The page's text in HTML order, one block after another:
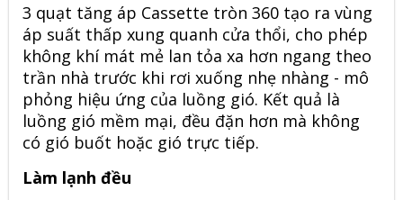
3 quạt tăng áp Cassette tròn 360 tạo ra vùng
áp suất thấp xung quanh cửa thổi, cho phép
không khí mát mẻ lan tỏa xa hơn ngang theo
trần nhà trước khi rơi xuống nhẹ nhàng - mô
phỏng hiệu ứng của luồng gió. Kết quả là
luồng gió mềm mại, đều đặn hơn mà không
có gió buốt hoặc gió trực tiếp.
Làm lạnh đều